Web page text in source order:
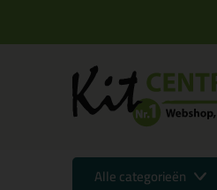
Alle categorieën